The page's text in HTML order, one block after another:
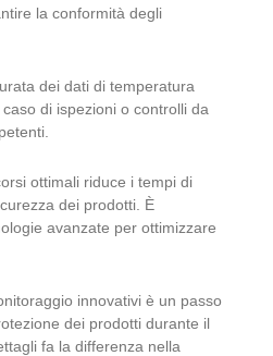
la conformità degli
dei dati di temperatura
di ispezioni o controlli da
ottimali riduce i tempi di
dei prodotti. È
avanzate per ottimizzare
innovativi è un passo
dei prodotti durante il
fa la differenza nella